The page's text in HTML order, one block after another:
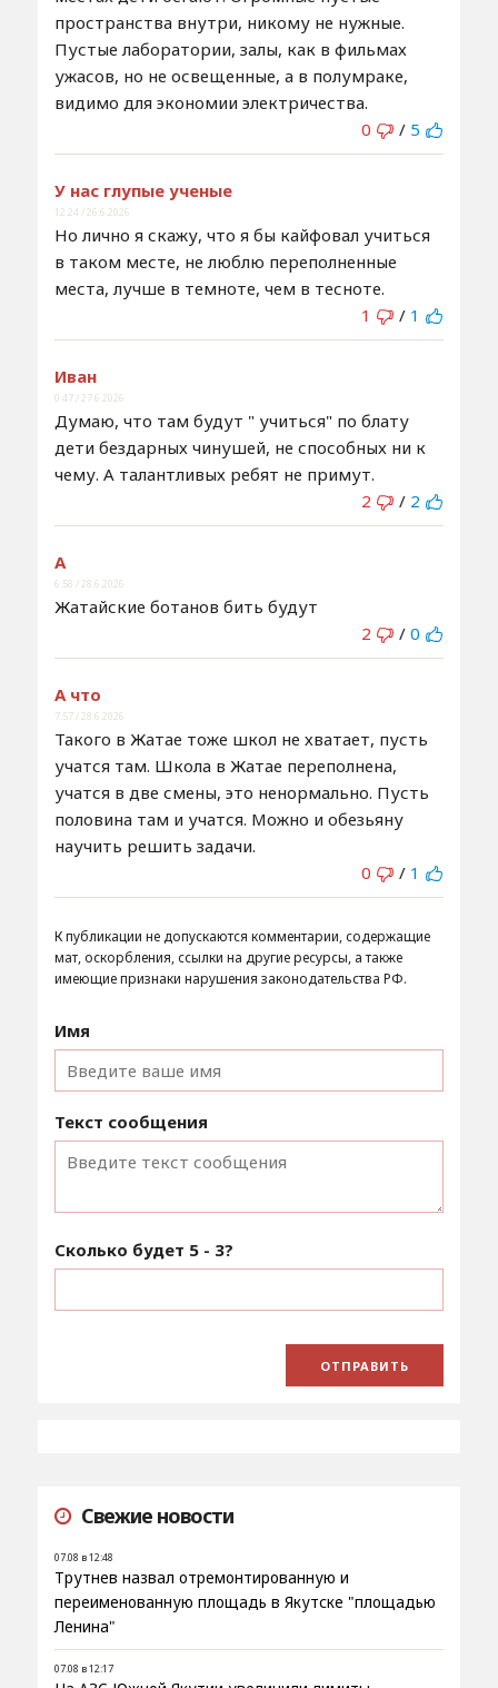
пространства внутри, никому не нужные.
Пустые лаборатории, залы, как в фильмах
ужасов, но не освещенные, а в полумраке,
видимо для экономии электричества.
0
/ 5
У нас глупые ученые
12:24 / 26.6.2026
Но лично я скажу, что я бы кайфовал учиться
в таком месте, не люблю переполненные
места, лучше в темноте, чем в тесноте.
1
/ 1
Иван
0:47 / 27.6.2026
Думаю, что там будут " учиться" по блату
дети бездарных чинушей, не способных ни к
чему. А талантливых ребят не примут.
2
/ 2
А
6:58 / 28.6.2026
Жатайские ботанов бить будут
2
/ 0
А что
7:57 / 28.6.2026
Такого в Жатае тоже школ не хватает, пусть
учатся там. Школа в Жатае переполнена,
учатся в две смены, это ненормально. Пусть
половина там и учатся. Можно и обезьяну
научить решить задачи.
0
/ 1
К публикации не допускаются комментарии, содержащие
мат, оскорбления, ссылки на другие ресурсы, а также
имеющие признаки нарушения законодательства РФ.
Имя
Текст сообщения
Сколько будет 5 - 3?
Свежие новости
07.08 в 12:48
Трутнев назвал отремонтированную и
переименованную площадь в Якутске "площадью
Ленина"
07.08 в 12:17